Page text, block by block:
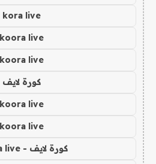
kora live
koora live
koora live
كورة لايف
koora live
koora live
كورة لايف - koora live